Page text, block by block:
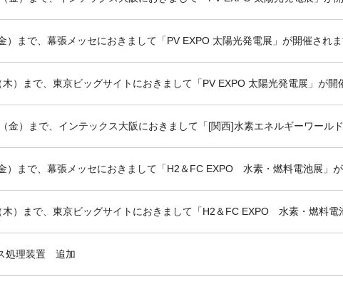
まで、幕張メッセにおきまして「PV EXPO 太陽光発電展」が開催されま
）まで、東京ビッグサイトにおきまして「PV EXPO 太陽光発電展」が開
金）まで、インテックス大阪におきまして「[関西]水素エネルギーワールド
）まで、幕張メッセにおきまして「H2＆FC EXPO 水素・燃料電池展」が
）まで、東京ビッグサイトにおきまして「H2＆FC EXPO 水素・燃料電
処理装置 追加